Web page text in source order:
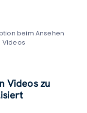
beim Ansehen
Videos
Videos zu